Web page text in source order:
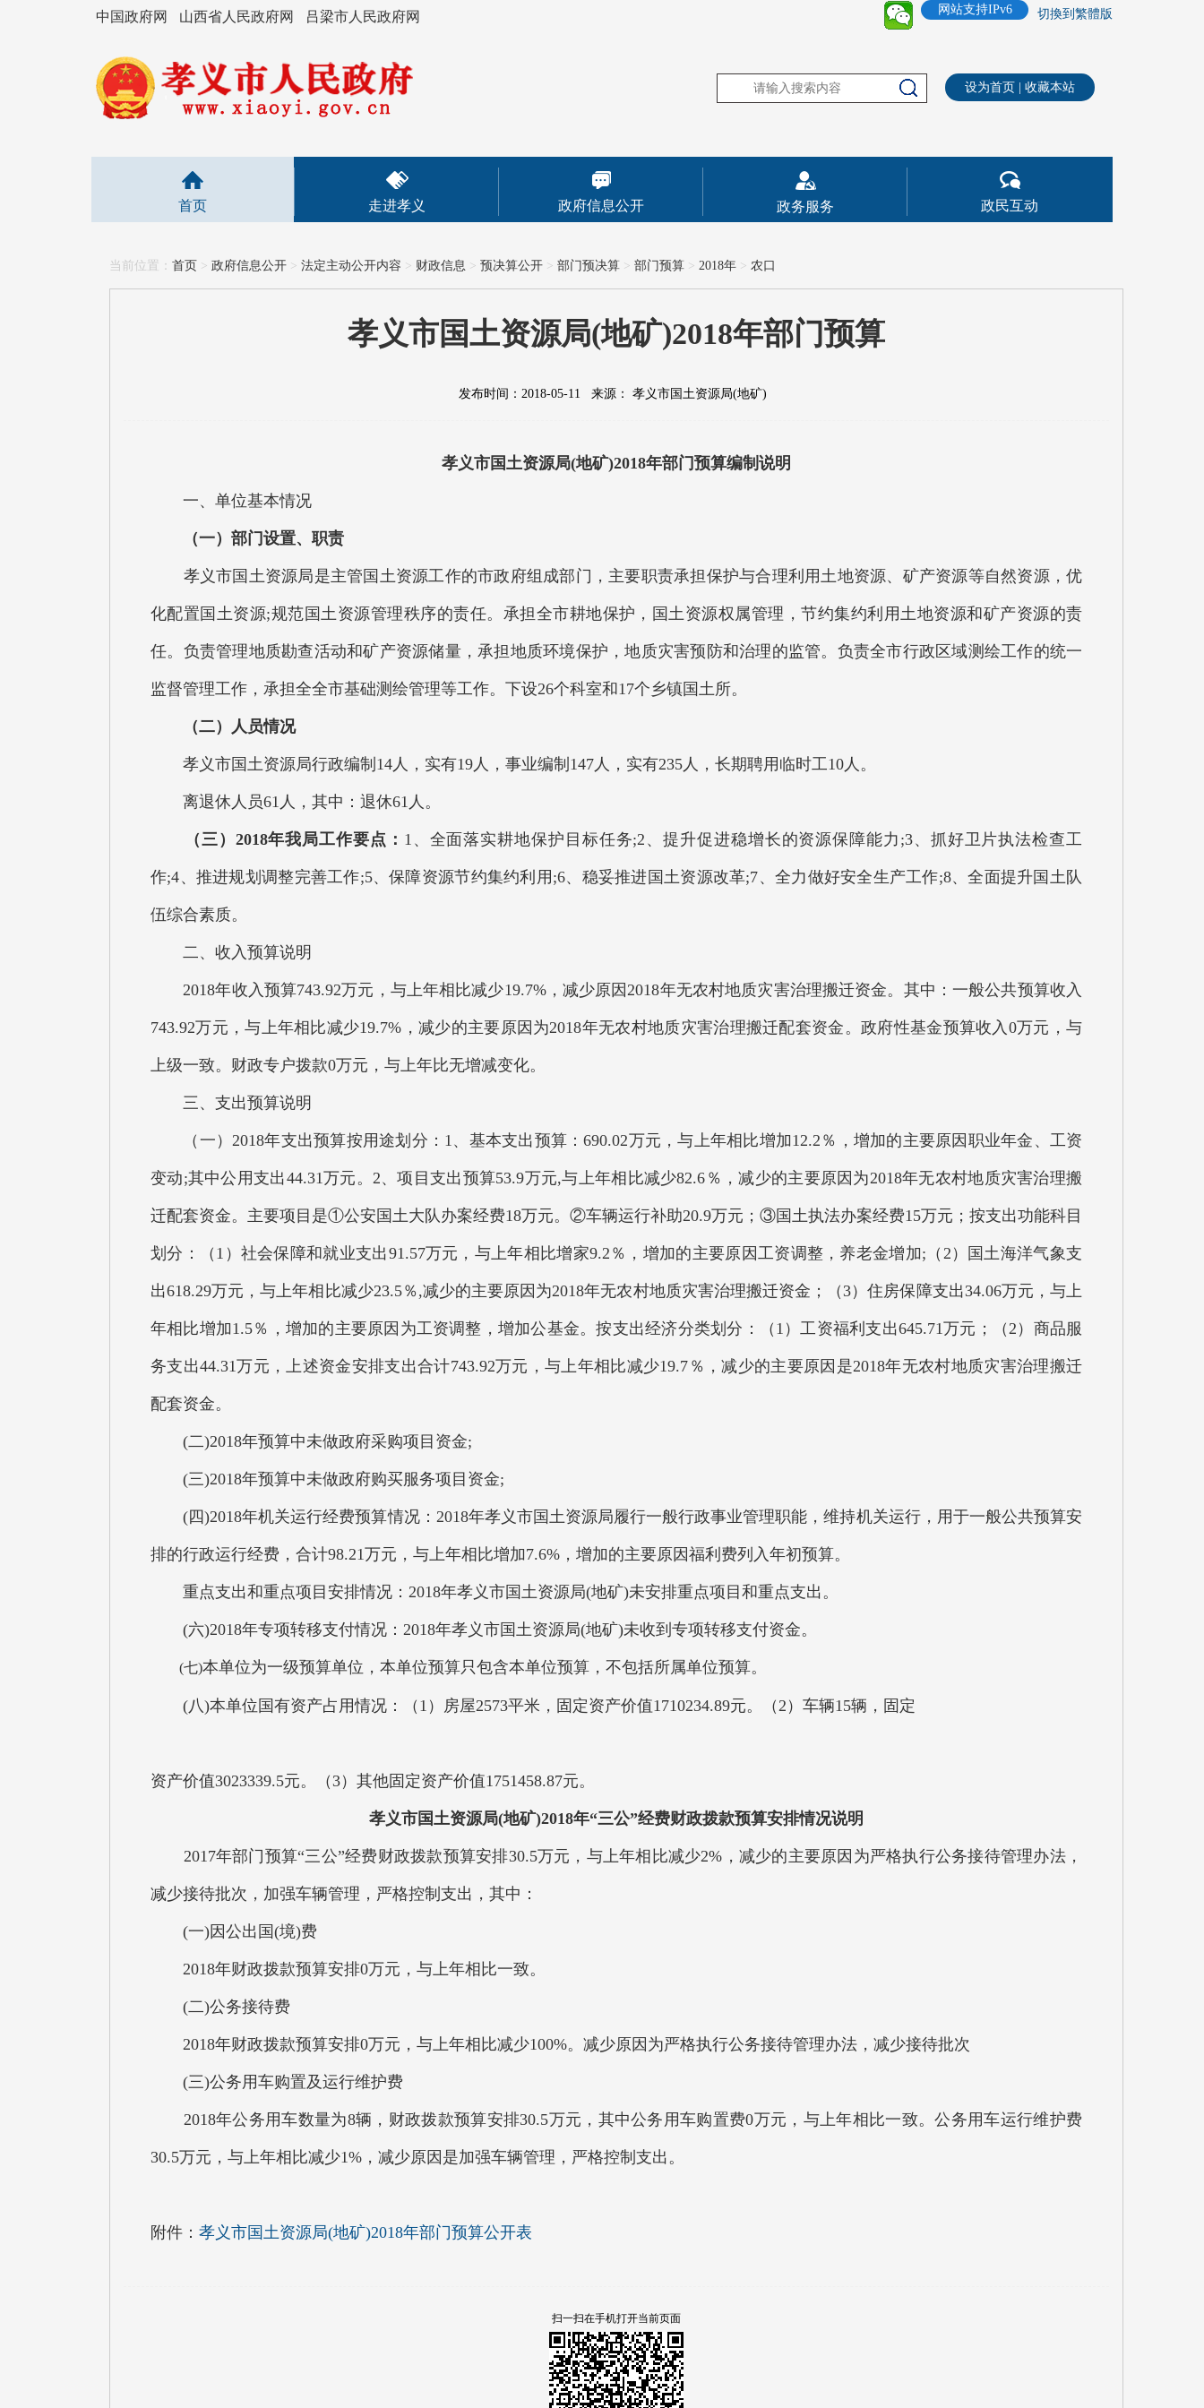
中国政府网 山西省人民政府网 吕梁市人民政府网 切換到繁體版
网站支持IPv6
设为首页 收藏本站
首页 走进孝义 政府信息公开 政务服务 政民互动
当前位置： 首页 > 政府信息公开 > 法定主动公开内容 > 财政信息 > 预决算公开 > 部门预决算 > 部门预算 > 2018年 > 农口
孝义市国土资源局(地矿)2018年部门预算
发布时间：2018-05-11 来源： 孝义市国土资源局(地矿)
孝义市国土资源局(地矿)2018年部门预算编制说明
一、单位基本情况
（一）部门设置、职责
孝义市国土资源局是主管国土资源工作的市政府组成部门，主要职责承担保护与合理利用土地资源、矿产资源等自然资源，优
化配置国土资源;规范国土资源管理秩序的责任。承担全市耕地保护，国土资源权属管理，节约集约利用土地资源和矿产资源的责
任。负责管理地质勘查活动和矿产资源储量，承担地质环境保护，地质灾害预防和治理的监管。负责全市行政区域测绘工作的统一
监督管理工作，承担全全市基础测绘管理等工作。下设26个科室和17个乡镇国土所。
（二）人员情况
孝义市国土资源局行政编制14人，实有19人，事业编制147人，实有235人，长期聘用临时工10人。
离退休人员61人，其中：退休61人。
（三）2018年我局工作要点： 1、全面落实耕地保护目标任务;2、提升促进稳增长的资源保障能力;3、抓好卫片执法检查工
作;4、推进规划调整完善工作;5、保障资源节约集约利用;6、稳妥推进国土资源改革;7、全力做好安全生产工作;8、全面提升国土队
伍综合素质。
二、收入预算说明
2018年收入预算743.92万元，与上年相比减少19.7%，减少原因2018年无农村地质灾害治理搬迁资金。其中：一般公共预算收入
743.92万元，与上年相比减少19.7%，减少的主要原因为2018年无农村地质灾害治理搬迁配套资金。政府性基金预算收入0万元，与
上级一致。财政专户拨款0万元，与上年比无增减变化。
三、支出预算说明
（一）2018年支出预算按用途划分：1、基本支出预算：690.02万元，与上年相比增加12.2％，增加的主要原因职业年金、工资
变动;其中公用支出44.31万元。2、项目支出预算53.9万元,与上年相比减少82.6％，减少的主要原因为2018年无农村地质灾害治理搬
迁配套资金。主要项目是①公安国土大队办案经费18万元。②车辆运行补助20.9万元；③国土执法办案经费15万元；按支出功能科目
划分：（1）社会保障和就业支出91.57万元，与上年相比增家9.2％，增加的主要原因工资调整，养老金增加;（2）国土海洋气象支
出618.29万元，与上年相比减少23.5％,减少的主要原因为2018年无农村地质灾害治理搬迁资金；（3）住房保障支出34.06万元，与上
年相比增加1.5％，增加的主要原因为工资调整，增加公基金。按支出经济分类划分：（1）工资福利支出645.71万元；（2）商品服
务支出44.31万元，上述资金安排支出合计743.92万元，与上年相比减少19.7％，减少的主要原因是2018年无农村地质灾害治理搬迁
配套资金。
(二)2018年预算中未做政府采购项目资金;
(三)2018年预算中未做政府购买服务项目资金;
(四)2018年机关运行经费预算情况：2018年孝义市国土资源局履行一般行政事业管理职能，维持机关运行，用于一般公共预算安
排的行政运行经费，合计98.21万元，与上年相比增加7.6%，增加的主要原因福利费列入年初预算。
重点支出和重点项目安排情况：2018年孝义市国土资源局(地矿)未安排重点项目和重点支出。
(六)2018年专项转移支付情况：2018年孝义市国土资源局(地矿)未收到专项转移支付资金。
(七)本单位为一级预算单位，本单位预算只包含本单位预算，不包括所属单位预算。
(八)本单位国有资产占用情况：（1）房屋2573平米，固定资产价值1710234.89元。（2）车辆15辆，固定
资产价值3023339.5元。（3）其他固定资产价值1751458.87元。
孝义市国土资源局(地矿)2018年“三公”经费财政拨款预算安排情况说明
2017年部门预算“三公”经费财政拨款预算安排30.5万元，与上年相比减少2%，减少的主要原因为严格执行公务接待管理办法，
减少接待批次，加强车辆管理，严格控制支出，其中：
(一)因公出国(境)费
2018年财政拨款预算安排0万元，与上年相比一致。
(二)公务接待费
2018年财政拨款预算安排0万元，与上年相比减少100%。减少原因为严格执行公务接待管理办法，减少接待批次
(三)公务用车购置及运行维护费
2018年公务用车数量为8辆，财政拨款预算安排30.5万元，其中公务用车购置费0万元，与上年相比一致。公务用车运行维护费
30.5万元，与上年相比减少1%，减少原因是加强车辆管理，严格控制支出。
附件： 孝义市国土资源局(地矿)2018年部门预算公开表
扫一扫在手机打开当前页面